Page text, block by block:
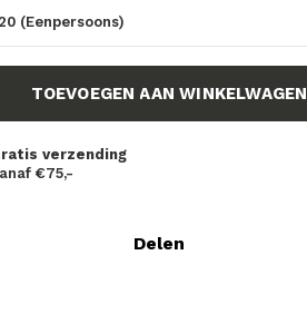
TOEVOEGEN AAN WINKELWAGEN
verzending
€75,-
Delen